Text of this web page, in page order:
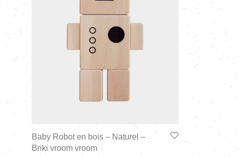
Baby Robot en bois – Naturel –
Briki vroom vroom